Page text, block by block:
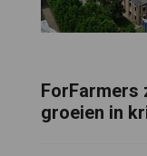
ForFarmers
groeien in